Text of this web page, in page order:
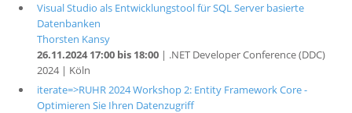
Visual Studio als Entwicklungstool für SQL Server basierte
Datenbanken
Thorsten Kansy
26.11.2024 17:00 bis 18:00| .NET Developer Conference (DDC)
2024 | Köln
iterate=>RUHR 2024 Workshop 2: Entity Framework Core -
Optimieren Sie Ihren Datenzugriff